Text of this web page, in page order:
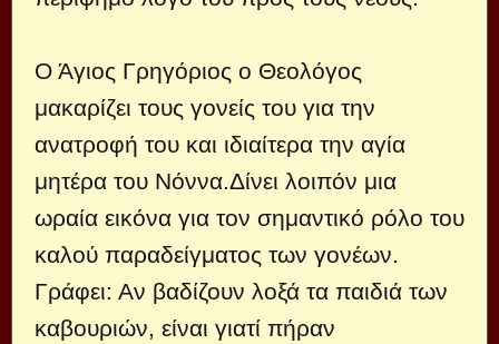
Ο Άγιος Γρηγόριος ο Θεολόγος
μακαρίζει τους γονείς του για την
ανατροφή του και ιδιαίτερα την αγία
μητέρα του Νόννα.Δίνει λοιπόν μια
ωραία εικόνα για τον σημαντικό ρόλο του
καλού παραδείγματος των γονέων.
Γράφει: Αν βαδίζουν λοξά τα παιδιά των
καβουριών, είναι γιατί πήραν